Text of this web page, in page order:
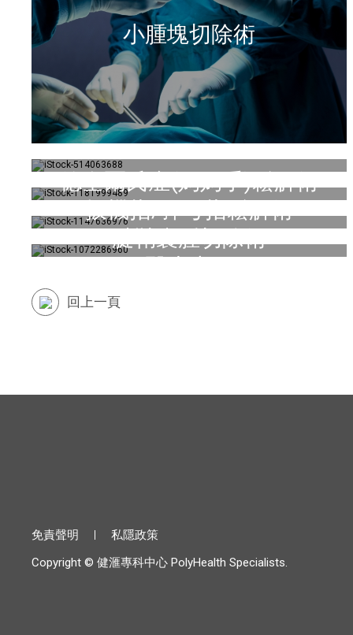
小腫塊切除術
德奎爾氏症(媽媽手)鬆解術
扳機指/彈弓指鬆解術
腱鞘囊腫切除術
回上一頁
免責聲明
私隱政策
Copyright © 健滙專科中心 PolyHealth Specialists.